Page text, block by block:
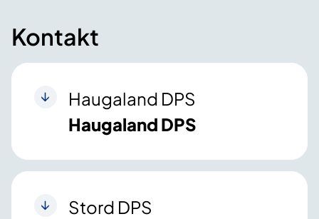
Kontakt
Haugaland DPS
Haugaland DPS
Stord DPS